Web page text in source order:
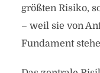
größten Risiko,
– weil sie von
Fundament